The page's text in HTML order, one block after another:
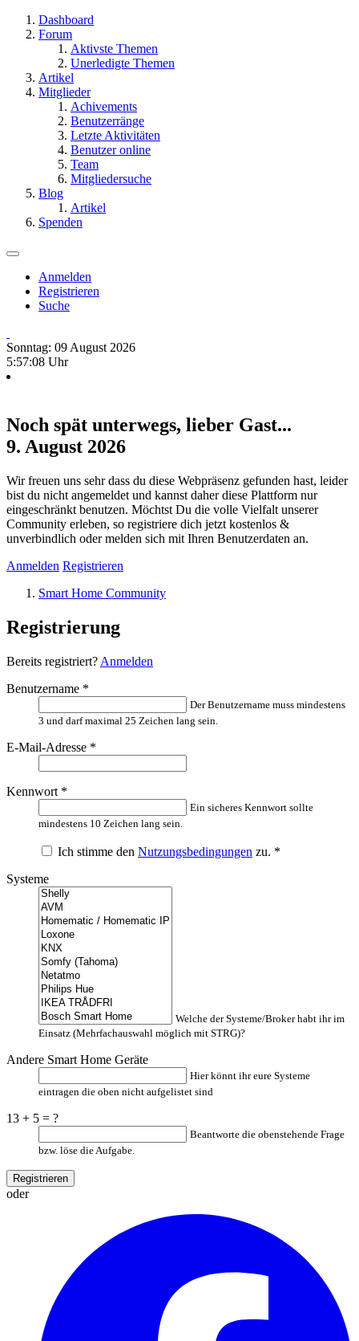
Dashboard
Forum
Aktivste Themen
Unerledigte Themen
Artikel
Mitglieder
Achivements
Benutzerränge
Letzte Aktivitäten
Benutzer online
Team
Mitgliedersuche
Blog
Artikel
Spenden
Anmelden
Registrieren
Suche
Sonntag: 09 August 2026
5:57:08 Uhr
Noch spät unterwegs, lieber Gast...
9. August 2026
Wir freuen uns sehr dass du diese Webpräsenz gefunden hast, leider
bist du nicht angemeldet und kannst daher diese Plattform nur
eingeschränkt benutzen. Möchtst Du die volle Vielfalt unserer
Community erleben, so registriere dich jetzt kostenlos &
unverbindlich oder melden sich mit Ihren Benutzerdaten an.
Anmelden Registrieren
Smart Home Community
Registrierung
Bereits registriert? Anmelden
Benutzername *
Der Benutzername muss mindestens
3 und darf maximal 25 Zeichen lang sein.
E-Mail-Adresse *
Kennwort *
Ein sicheres Kennwort sollte
mindestens 10 Zeichen lang sein.
Ich stimme den Nutzungsbedingungen zu. *
Systeme
Welche der Systeme/Broker habt ihr im
Einsatz (Mehrfachauswahl möglich mit STRG)?
Andere Smart Home Geräte
Hier könnt ihr eure Systeme
eintragen die oben nicht aufgelistet sind
13 + 5 = ?
Beantworte die obenstehende Frage
bzw. löse die Aufgabe.
oder